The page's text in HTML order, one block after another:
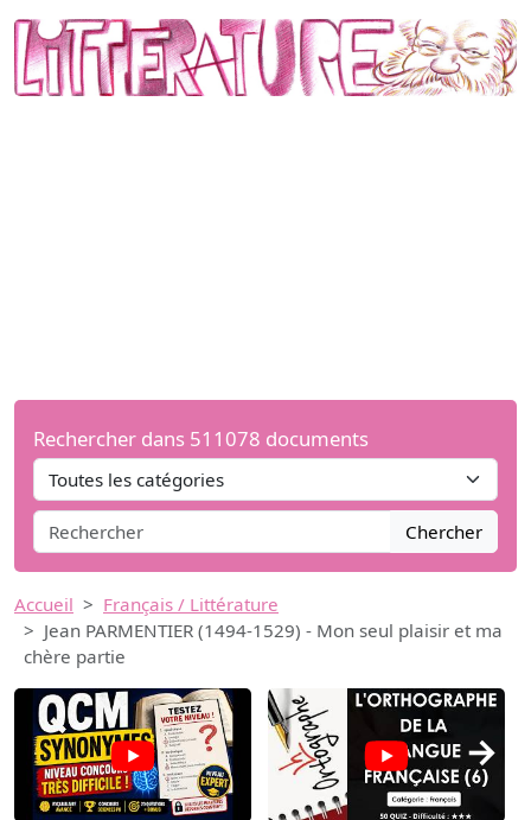
Rechercher dans 511078 documents
Chercher
Accueil
Français / Littérature
Jean PARMENTIER (1494-1529) - Mon seul plaisir et ma
chère partie
→